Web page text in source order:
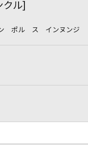
ル]
ポル ス インヌンジ